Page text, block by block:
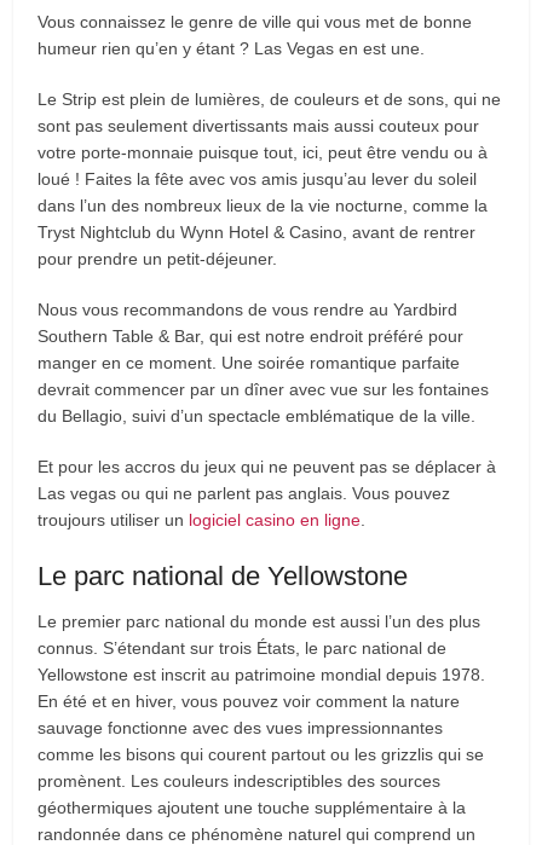
Vous connaissez le genre de ville qui vous met de bonne
humeur rien qu’en y étant ? Las Vegas en est une.
Le Strip est plein de lumières, de couleurs et de sons, qui ne
sont pas seulement divertissants mais aussi couteux pour
votre porte-monnaie puisque tout, ici, peut être vendu ou à
loué ! Faites la fête avec vos amis jusqu’au lever du soleil
dans l’un des nombreux lieux de la vie nocturne, comme la
Tryst Nightclub du Wynn Hotel & Casino, avant de rentrer
pour prendre un petit-déjeuner.
Nous vous recommandons de vous rendre au Yardbird
Southern Table & Bar, qui est notre endroit préféré pour
manger en ce moment. Une soirée romantique parfaite
devrait commencer par un dîner avec vue sur les fontaines
du Bellagio, suivi d’un spectacle emblématique de la ville.
Et pour les accros du jeux qui ne peuvent pas se déplacer à
Las vegas ou qui ne parlent pas anglais. Vous pouvez
troujours utiliser un logiciel casino en ligne
Le parc national de Yellowstone
Le premier parc national du monde est aussi l’un des plus
connus. S’étendant sur trois États, le parc national de
Yellowstone est inscrit au patrimoine mondial depuis 1978.
En été et en hiver, vous pouvez voir comment la nature
sauvage fonctionne avec des vues impressionnantes
comme les bisons qui courent partout ou les grizzlis qui se
promènent. Les couleurs indescriptibles des sources
géothermiques ajoutent une touche supplémentaire à la
randonnée dans ce phénomène naturel qui comprend un